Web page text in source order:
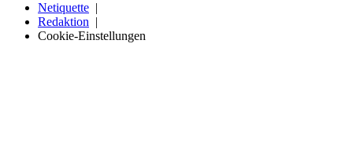
Netiquette
Redaktion
Cookie-Einstellungen